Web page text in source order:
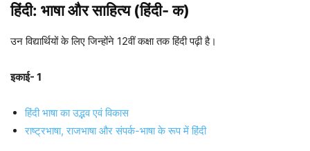
हिंदी: भाषा और साहित्य (हिंदी- क)
उन विद्यार्थियों के लिए जिन्होंने 12वीं कक्षा तक हिंदी पढ़ी है।
इकाई- 1
हिंदी भाषा का उद्भव एवं विकास
राष्ट्रभाषा, राजभाषा और संपर्क-भाषा के रूप में हिंदी